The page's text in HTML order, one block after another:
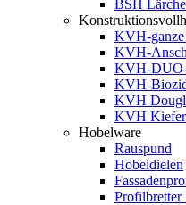
BSH
KVH-ganze
KVH-
KVH-
KVH-
KVH
KVH Kiefer
Hobelware
Rauspund
Hobeldielen
Profilbretter